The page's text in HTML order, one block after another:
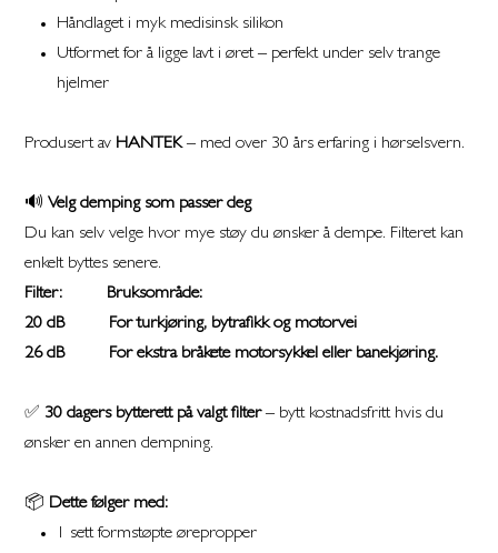
Håndlaget i myk medisinsk silikon
Utformet for å ligge lavt i øret – perfekt under selv trange
hjelmer
Produsert av HANTEK– med over 30 års erfaring i hørselsvern.
🔊Velg demping som passer deg
Du kan selv velge hvor mye støy du ønsker å dempe. Filteret kan
enkelt byttes senere.
Filter: Bruksområde:
20 dB For turkjøring, bytrafikk og motorvei
26 dB For ekstra bråkete motorsykkel eller banekjøring.
✅ 30 dagers bytterett på valgt filter– bytt kostnadsfritt hvis du
ønsker en annen dempning.
📦 Dette følger med:
1 sett formstøpte ørepropper